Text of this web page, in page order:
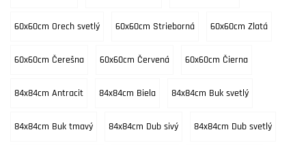
60x60cm Orech svetlý 60x60cm Strieborná 60x60cm Zlatá
60x60cm Čerešna 60x60cm Červená 60x60cm Čierna
84x84cm Antracit 84x84cm Biela 84x84cm Buk svetlý
84x84cm Buk tmavý 84x84cm Dub sivý 84x84cm Dub svetlý